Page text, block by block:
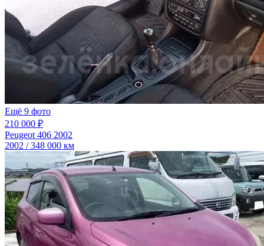
Ещё 9 фото
210 000 ₽
Peugeot 406 2002
2002 / 348 000 км